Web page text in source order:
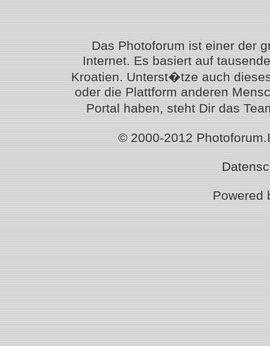
Das Photoforum ist einer der
Internet. Es basiert auf
Kroatien. Unterst�tze auch
oder die Plattform anderen
Portal haben, steht Dir das
© 2000-2012
Powered